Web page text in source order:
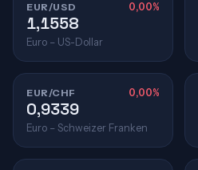
EUR/USD 0,00%
1,1558
Euro – US-Dollar
EUR/CHF 0,00%
0,9339
Euro – Schweizer Franken